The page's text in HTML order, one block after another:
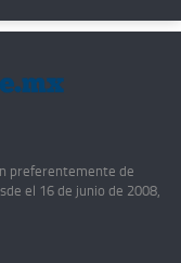
preferentemente de
el 16 de junio de 2008,